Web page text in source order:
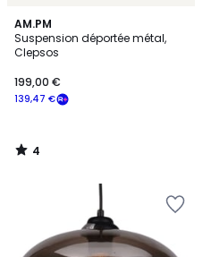
AM.PM
Suspension déportée métal,
Clepsos
139,47 €
199,00 €
4
/
5
4
/